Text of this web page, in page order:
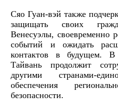
Сяо Гуан-вэй также
защищать своих
Венесуэлы, своевременно
событий и ожидать
контактов в будущем.
Тайвань продолжит
другими странами-
обеспечения
безопасности.